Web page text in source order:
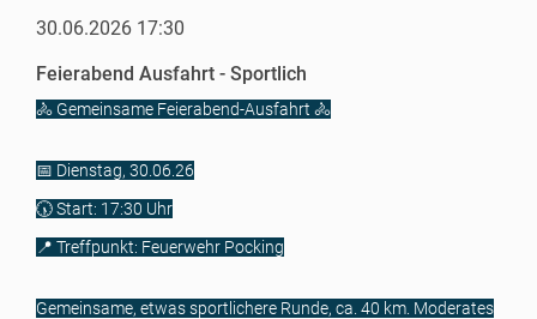
30.06.2026 17:30
Feierabend Ausfahrt - Sportlich
🚴 Gemeinsame Feierabend-Ausfahrt 🚴
📅 Dienstag, 30.06.26
🕠 Start: 17:30 Uhr
📍 Treffpunkt: Feuerwehr Pocking
Gemeinsame, etwas sportlichere Runde, ca. 40 km. Moderates